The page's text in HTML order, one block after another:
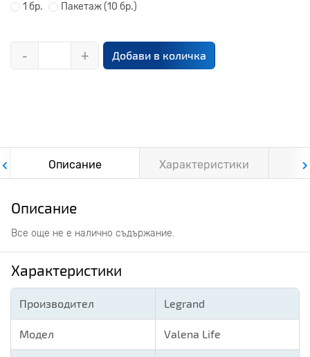
1 бр. Пакетаж(10 бр.)
- + Добави в количка
Описание Характеристики
Описание
Все още не е налично съдържание.
Характеристики
Производител Legrand
Модел Valena Life